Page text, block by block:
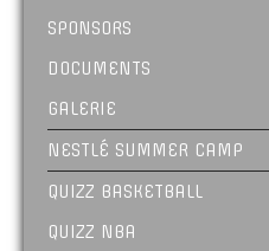
SPONSORS
DOCUMENTS
GALERIE
NESTLÉ SUMMER CAMP
QUIZZ BASKETBALL
QUIZZ NBA